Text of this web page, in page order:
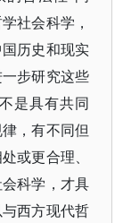
社会科学，
历史和现实
步研究这些
是具有共同
，有不同但
或更合理、
科学，才具
西方现代哲